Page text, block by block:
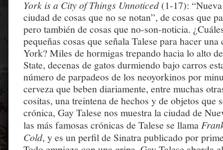
York is a City of Things Unnoticed(1-17):
ciudad de cosas que no se notan”, de cosas que
pero también de cosas que no-son-noticia.
pequeñas cosas que señala Talese para hacer
York? Miles de hormigas trepando hacia lo alto
State, decenas de gatos durmiendo bajo carros
número de parpadeos de los neoyorkinos por
cerveza que beben diariamente, entre muchas
cositas, una treintena de hechos y de objetos que
crónica, Gay Talese nos muestra la ciudad de
las más famosas crónicas de Talese se llama
Cold, y es un perfil de Sinatra publicado por